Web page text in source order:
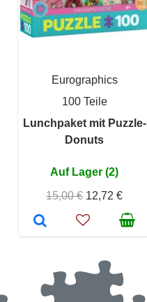
Eurographics
100 Teile
Lunchpaket mit Puzzle-
Donuts
Auf Lager (2)
15,00 € 12,72 €